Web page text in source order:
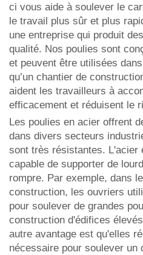
ci vous aide à soulever le
le travail plus sûr et plus
une entreprise qui produit
qualité. Nos poulies sont
et peuvent être utilisées
qu’un chantier de
aident les travailleurs à
efficacement et réduisent le
Les poulies en acier offrent
dans divers secteurs
sont très résistantes. L'acier
capable de supporter de
rompre. Par exemple, dans
construction, les ouvriers
pour soulever de grandes
construction d'édifices
autre avantage est qu'elles
nécessaire pour soulever un